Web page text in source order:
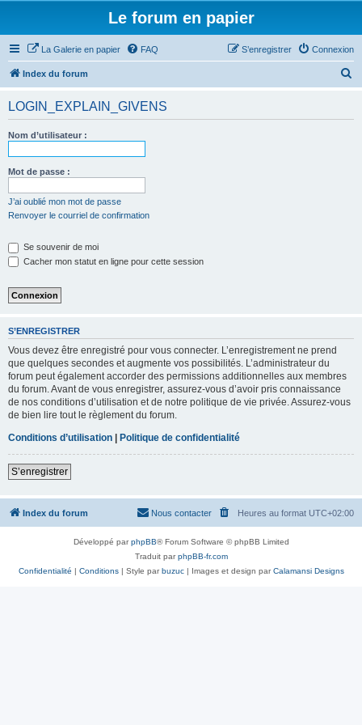
Le forum en papier
La Galerie en papier FAQ Connexion
S’enregistrer
Index du forum
LOGIN_EXPLAIN_GIVENS
Nom d’utilisateur :
Mot de passe :
J’ai oublié mon mot de passe
Renvoyer le courriel de confirmation
Se souvenir de moi
Cacher mon statut en ligne pour cette session
S’ENREGISTRER
Vous devez être enregistré pour vous connecter. L’enregistrement ne prend
que quelques secondes et augmente vos possibilités. L’administrateur du
forum peut également accorder des permissions additionnelles aux membres
du forum. Avant de vous enregistrer, assurez-vous d’avoir pris connaissance
de nos conditions d’utilisation et de notre politique de vie privée. Assurez-vous
de bien lire tout le règlement du forum.
Conditions d’utilisation | Politique de confidentialité
S’enregistrer
Index du forum Heures au format UTC+02:00
Nous contacter
Développé parphpBB® Forum Software © phpBB Limited
Traduit parphpBB-fr.com
Confidentialité | Conditions| Style parbuzuc| Images et design parCalamansi Designs